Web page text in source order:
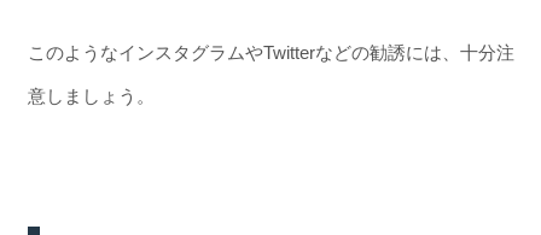
このようなインスタグラムやTwitterなどの勧誘には、十分注
意しましょう。